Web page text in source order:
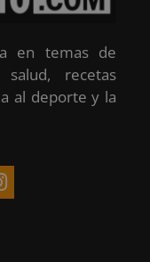
en temas de
recetas
al deporte y la